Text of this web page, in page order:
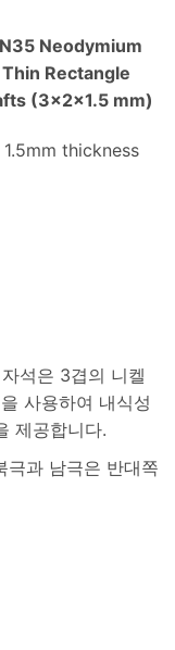
Neodymium
Rectangle
(3x2x1.5 mm)
thickness
석은 3겹의 니켈
사용하여 내식성
제공합니다.
극과 남극은 반대쪽